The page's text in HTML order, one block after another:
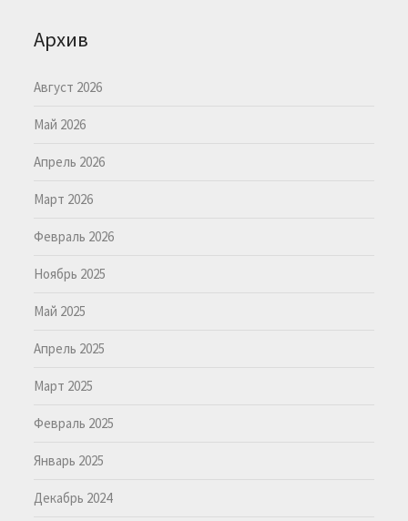
Архив
Август 2026
Май 2026
Апрель 2026
Март 2026
Февраль 2026
Ноябрь 2025
Май 2025
Апрель 2025
Март 2025
Февраль 2025
Январь 2025
Декабрь 2024